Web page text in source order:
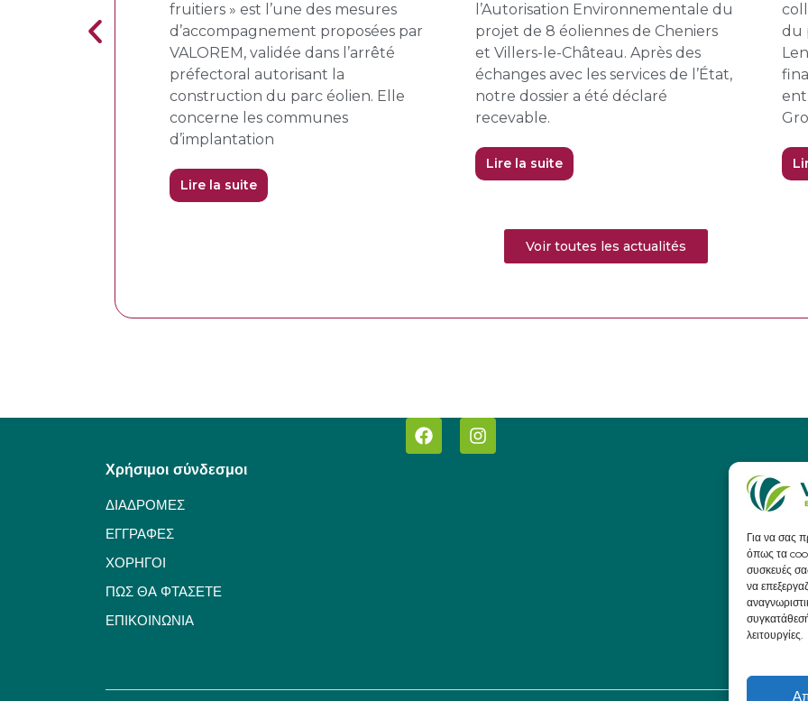
Για να σας
όπως τα
συσκευές
να
λειτουργίες.
acteurs du
fruitiers » est l’une des mesures
d’accompagnement proposées par
VALOREM, validée dans l’arrêté
préfectoral autorisant la
construction du parc éolien. Elle
concerne les communes
d’implantation
Lire la suite
l’Autorisation Environnementale du
projet de 8 éoliennes de Cheniers
et Villers-le-Château. Après des
échanges avec les services de l’État,
notre dossier a été déclaré
recevable.
Lire la suite
du
Voir toutes les actualités
Χρήσιμοι σύνδεσμοι
ΔΙΑΔΡΟΜΕΣ
ΕΓΓΡΑΦΕΣ
ΧΟΡΗΓΟΙ
ΠΩΣ ΘΑ ΦΤΑΣΕΤΕ
ΕΠΙΚΟΙΝΩΝΙΑ